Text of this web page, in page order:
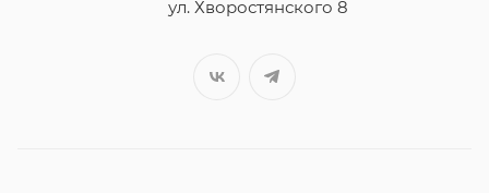
ул. Хворостянского 8